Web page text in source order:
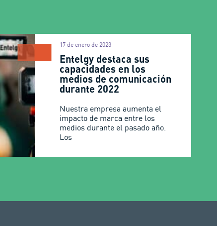
Entelgy destaca sus
capacidades en los
medios de comunicación
durante 2022
17 de enero de 2023
Nuestra empresa aumenta el
impacto de marca entre los
medios durante el pasado año.
Los